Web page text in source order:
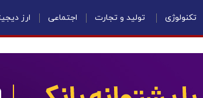
تکنولوژی تولید و تجارت اجتماعی ارز